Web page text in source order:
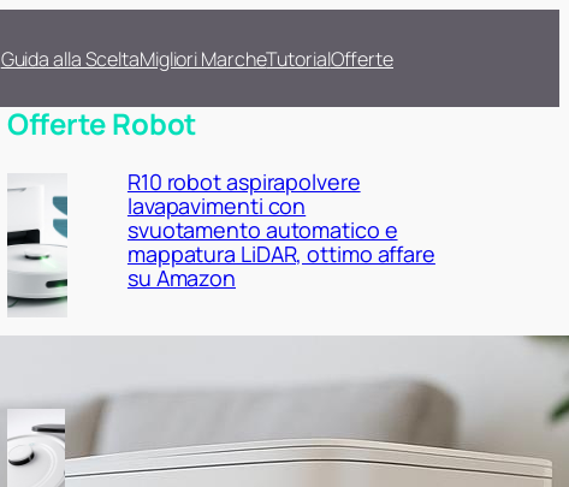
Guida alla SceltaMigliori MarcheTutorialOfferte
Offerte Robot
R10 robot aspirapolvere
lavapavimenti con
svuotamento automatico e
mappatura LiDAR, ottimo affare
su Amazon
Lefant M2 Plus con stazione di
raccolta automatica: robot
aspirapolvere lavapavimenti 2 in